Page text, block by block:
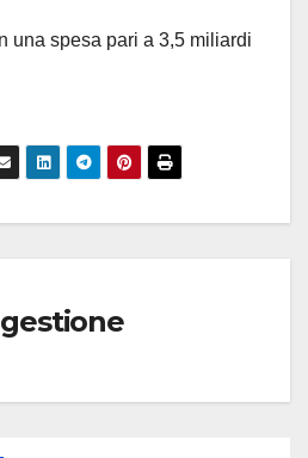
una spesa pari a 3,5 miliardi
gestione